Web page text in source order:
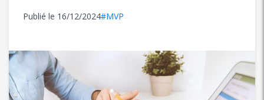
Publié le 16/12/2024#MVP